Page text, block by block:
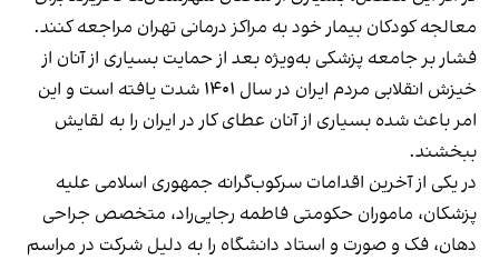
معالجه کودکان بیمار خود به مراکز درمانی تهران مراجعه کنند.
فشار بر جامعه پزشکی به‌ویژه بعد از حمایت بسیاری از آنان از
خیزش انقلابی مردم ایران در سال ۱۴۰۱ شدت یافته است و این
امر باعث شده بسیاری از آنان عطای کار در ایران را به لقایش
ببخشند.
در یکی از آخرین اقدامات سرکوب‌گرانه جمهوری اسلامی علیه
پزشکان، ماموران حکومتی فاطمه رجایی‌راد، متخصص جراحی
دهان، فک و صورت و استاد دانشگاه را به دلیل شرکت در مراسم